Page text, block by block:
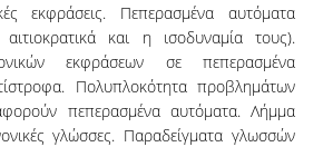
ΔΙΔΑΚΤΟΡΕΣ.
ΠΡΟΣΩΠΙΚΟ
εκφράσεις. Πεπερασμένα αυτόματα
αιτιοκρατικά και η ισοδυναμία τους).
εκφράσεων σε πεπερασμένα
Πολυπλοκότητα προβλημάτων
πεπερασμένα αυτόματα. Λήμμα
γλώσσες. Παραδείγματα γλωσσών